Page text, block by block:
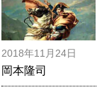
2018年11月24日
岡本隆司